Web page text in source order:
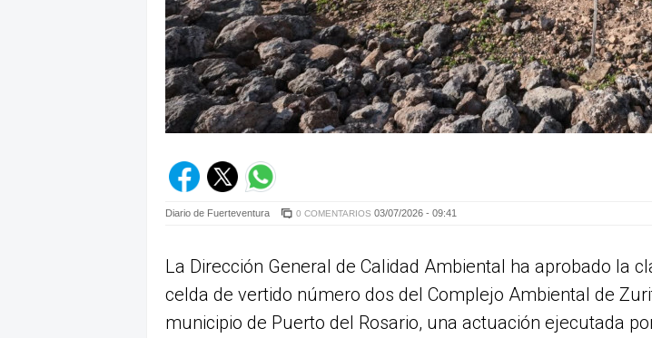
Diario de Fuerteventura 0 COMENTARIOS 03/07/2026 - 09:41
La Dirección General de Calidad Ambiental ha aprobado la
celda de vertido número dos del Complejo Ambiental de
municipio de Puerto del Rosario, una actuación ejecutada